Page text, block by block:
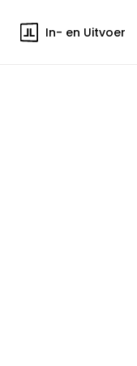
In- en Uitvoer